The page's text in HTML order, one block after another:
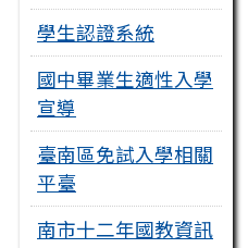
學生認證系統
國中畢業生適性入學
宣導
臺南區免試入學相關
平臺
南市十二年國教資訊